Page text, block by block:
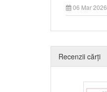
06 Mar 2026
Recenzii cărți